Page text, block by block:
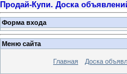
Продай-Купи. Доска
Форма входа
Меню сайта
Главная Доска